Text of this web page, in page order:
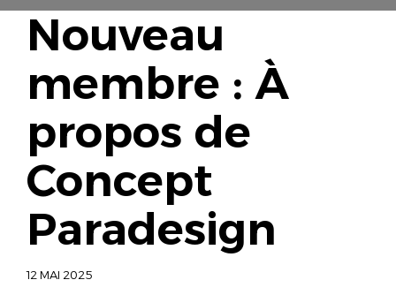
Nouveau
membre : À
propos de
Concept
Paradesign
12 MAI 2025